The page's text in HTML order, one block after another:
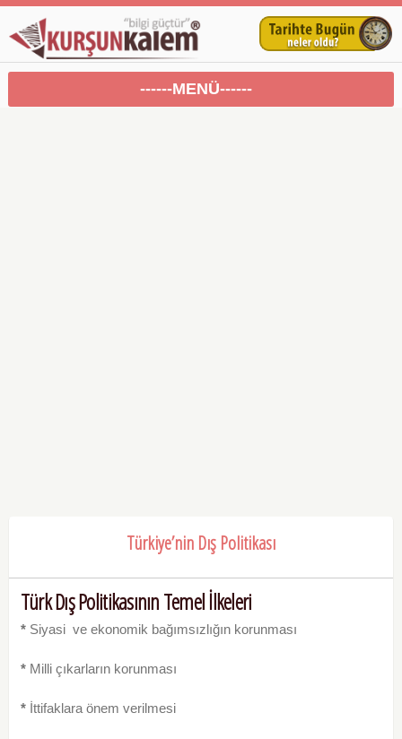
------MENÜ------
Türkiye’nin Dış Politikası
Türk Dış Politikasının Temel İlkeleri
* Siyasi ve ekonomik bağımsızlığın korunması
* Milli çıkarların korunması
* İttifaklara önem verilmesi